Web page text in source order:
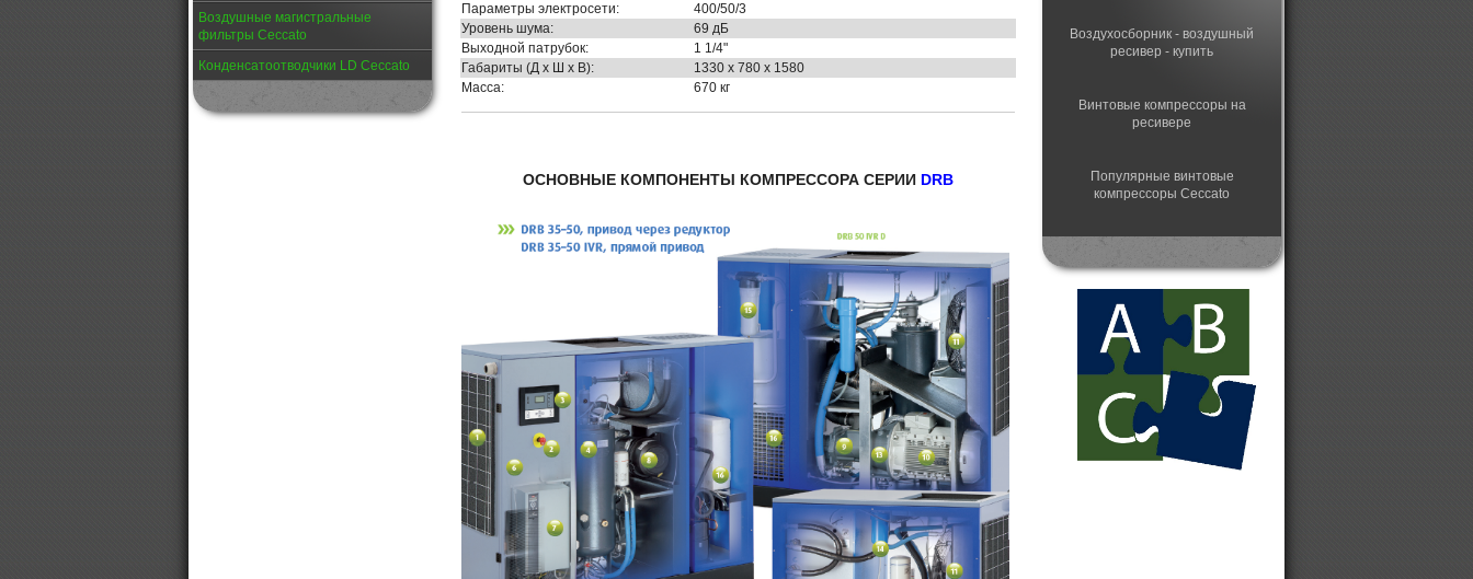
Воздушные магистральные
фильтры Ceccato
Конденсатоотводчики LD Ceccato
Параметры электросети:
400/50/3
Уровень шума:
69 дБ
Выходной патрубок:
1 1/4"
Габариты (Д х Ш х В):
1330 х 780 х 1580
Масса:
670 кг
ОСНОВНЫЕ КОМПОНЕНТЫ КОМПРЕССОРА СЕРИИ DRB
Воздухосборник - воздушный
ресивер - купить
Винтовые компрессоры на
ресивере
Популярные винтовые
компрессоры Ceccato
воздуха
Запчасти и расходники для
Чеккато
Стоматологические компрессоры
Купить винтовой компрессор